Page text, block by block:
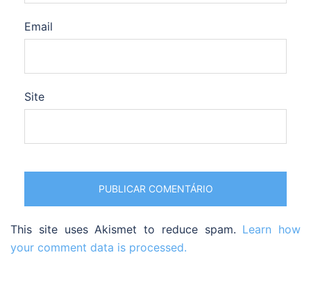
Email
Site
This site uses Akismet to reduce spam. Learn how
your comment data is processed.